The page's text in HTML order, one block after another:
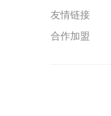
友情链接
合作加盟